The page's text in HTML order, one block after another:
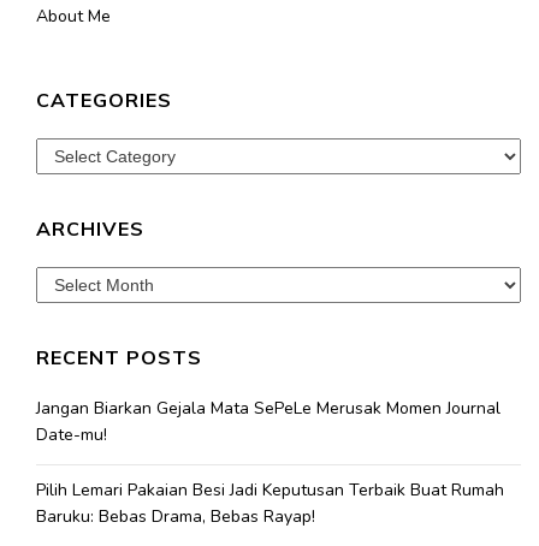
About Me
CATEGORIES
Categories
ARCHIVES
Archives
RECENT POSTS
Jangan Biarkan Gejala Mata SePeLe Merusak Momen Journal
Date-mu!
Pilih Lemari Pakaian Besi Jadi Keputusan Terbaik Buat Rumah
Baruku: Bebas Drama, Bebas Rayap!